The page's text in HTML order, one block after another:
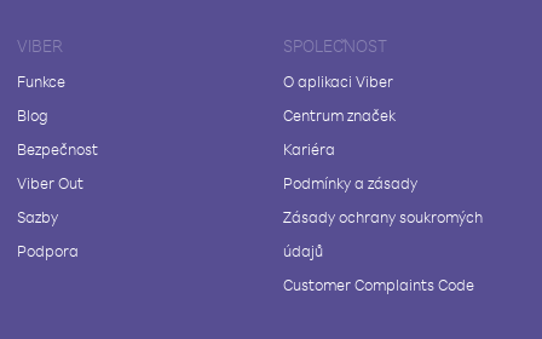
VIBER
Funkce
Blog
Bezpečnost
Viber Out
Sazby
Podpora
SPOLEČNOST
O aplikaci Viber
Centrum značek
Kariéra
Podmínky a zásady
Zásady ochrany soukromých
údajů
Customer Complaints Code